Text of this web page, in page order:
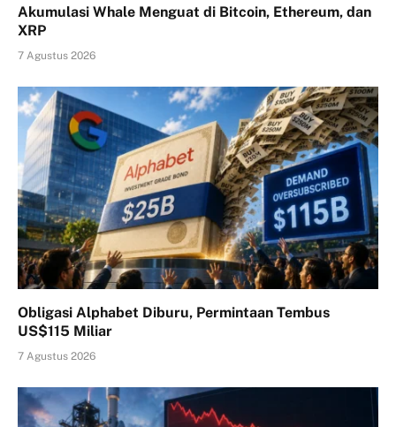
Akumulasi Whale Menguat di Bitcoin, Ethereum, dan
XRP
7 Agustus 2026
Obligasi Alphabet Diburu, Permintaan Tembus
US$115 Miliar
7 Agustus 2026